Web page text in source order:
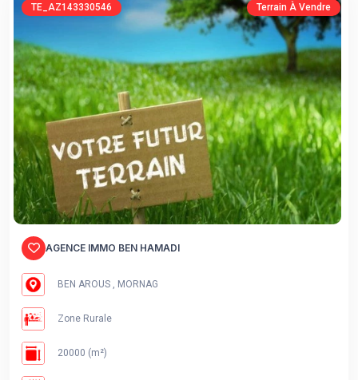
TE_AZ143330546 Terrain À Vendre
AGENCE IMMO BEN HAMADI
BEN AROUS , MORNAG
Zone Rurale
20000 (m²)